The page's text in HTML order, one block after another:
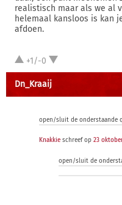
realistisch maar als we al
helemaal kansloos is kan
afdoen.
+1/-0
Dn_Kraaij
open/sluit de onderstaande
Knakkie schreef op 23
open/sluit de